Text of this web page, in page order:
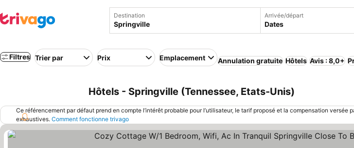
Destination Arrivée/départ
Dates
Filtres Trier par Prix Emplacement Annulation gratuite Hôtels Avis : 8,0+
Hôtels - Springville (Tennessee, Etats-Unis)
Ce référencement par défaut prend en compte l’intérêt probable pour l’utilisateur, le tarif proposé et la compensation versée
exhaustives. Comment fonctionne trivago